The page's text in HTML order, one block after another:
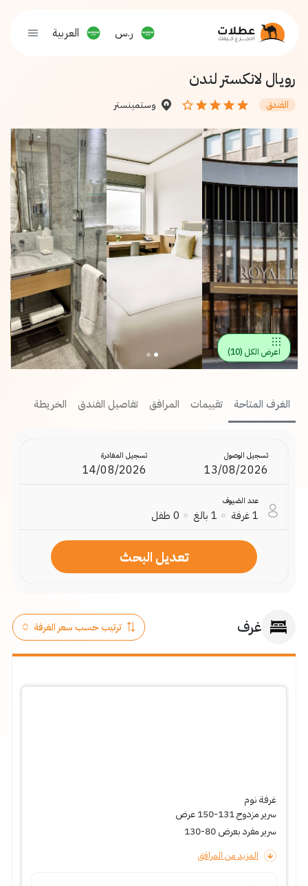
ر.س العربية
رويال لانكستر لندن
الفندق وستمينستر
اعرض الكل (
10
)
الغرف المتاحة تقييمات المرافق تفاصيل الفندق الخريطة
تسجيل الوصول تسجيل المغادرة
عدد الضيوف
1غرفة 1 بالغ 0 طفل
تعديل البحث
غرف
غرفة نوم
سرير مزدوج 131-150 عرض
سرير مفرد بعرض 80-130
المزيد من المرافق